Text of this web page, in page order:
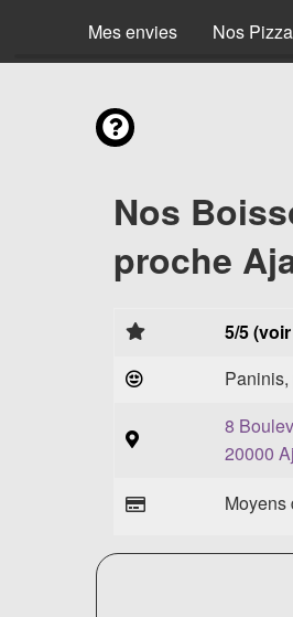
Mes envies Nos
Nos
proche
5/5
8
20000
Moyens